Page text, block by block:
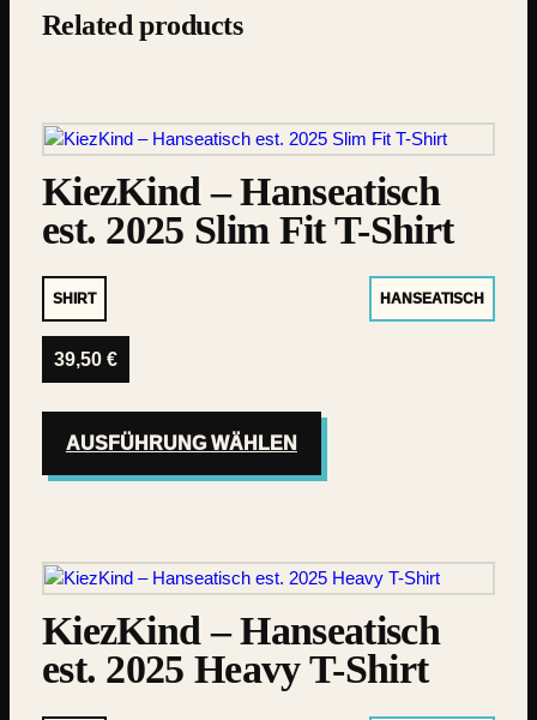
Related products
KiezKind – Hanseatisch
est. 2025 Slim Fit T-Shirt
SHIRT HANSEATISCH
39,50 €
AUSFÜHRUNG WÄHLEN
KiezKind – Hanseatisch
est. 2025 Heavy T-Shirt